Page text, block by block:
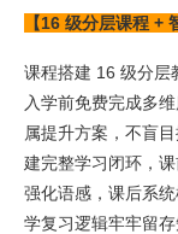
【16 级分层课程 +
课程搭建 16 级分层
入学前免费完成多
属提升方案，不盲
建完整学习闭环，
强化语感，课后系
学复习逻辑牢牢留存